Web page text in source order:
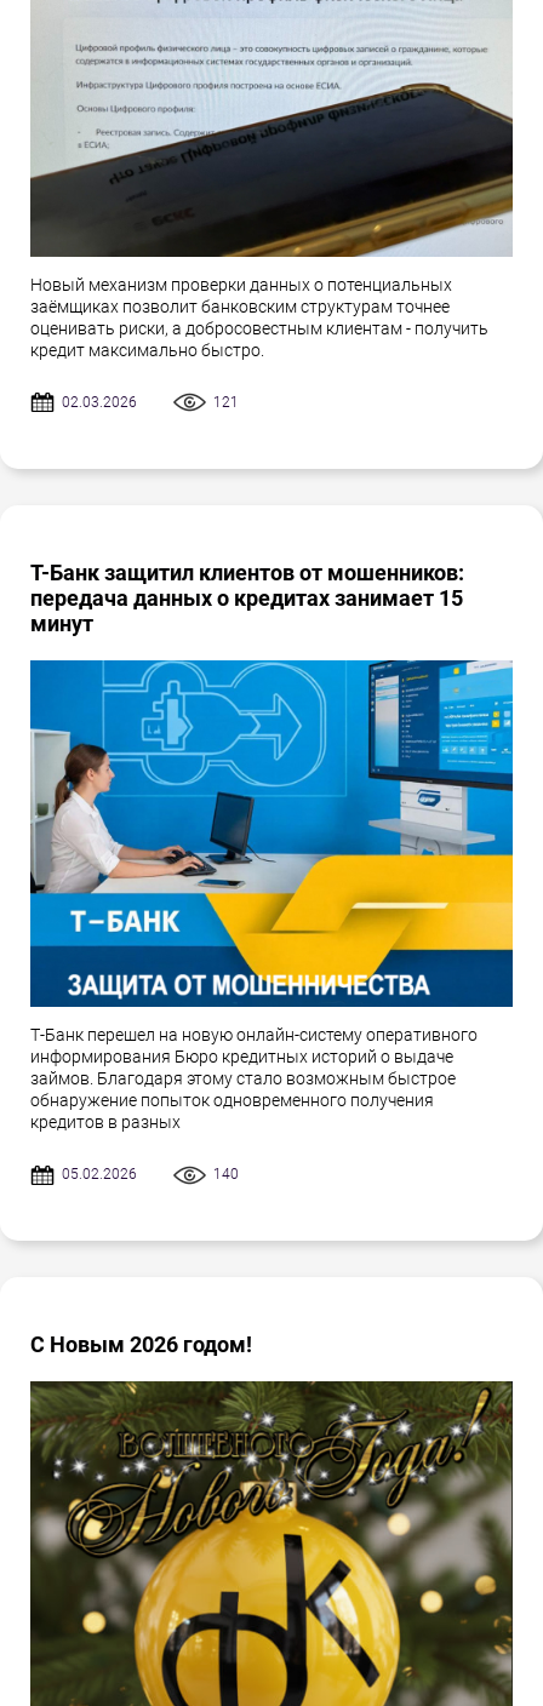
Новый механизм проверки данных о потенциальных
заёмщиках позволит банковским структурам точнее
оценивать риски, а добросовестным клиентам - получить
кредит максимально быстро.
02.03.2026 121
Т-Банк защитил клиентов от мошенников:
передача данных о кредитах занимает 15
минут
Т-Банк перешел на новую онлайн-систему оперативного
информирования Бюро кредитных историй о выдаче
займов. Благодаря этому стало возможным быстрое
обнаружение попыток одновременного получения
кредитов в разных
05.02.2026 140
С Новым 2026 годом!